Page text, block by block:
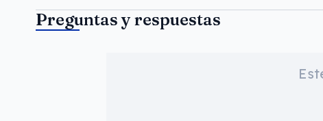
Preguntas y respuestas